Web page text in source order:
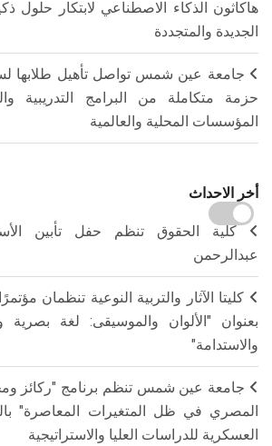
هاكاثون الذكاء الاصطناعي لابتكار حلول
الجديدة والمتجددة
جامعة عين شمس تواصل تأهيل طلابها
حزمة متكاملة من البرامج التدريبية
المؤسسات المحلية والعالمية
أخر الاحداث
كلية الحقوق تنظم حفل تأبين
عبدالرحمن
كليتا الآثار والتربية النوعية تنظمان
بعنوان "الألوان والموسيقى: لغة بصرية
والاستدامة"
جامعة عين شمس تنظم برنامج "ركائز
المصري في ظل المتغيرات المعاصرة"
العسكرية للدراسات العليا والاستراتيجية